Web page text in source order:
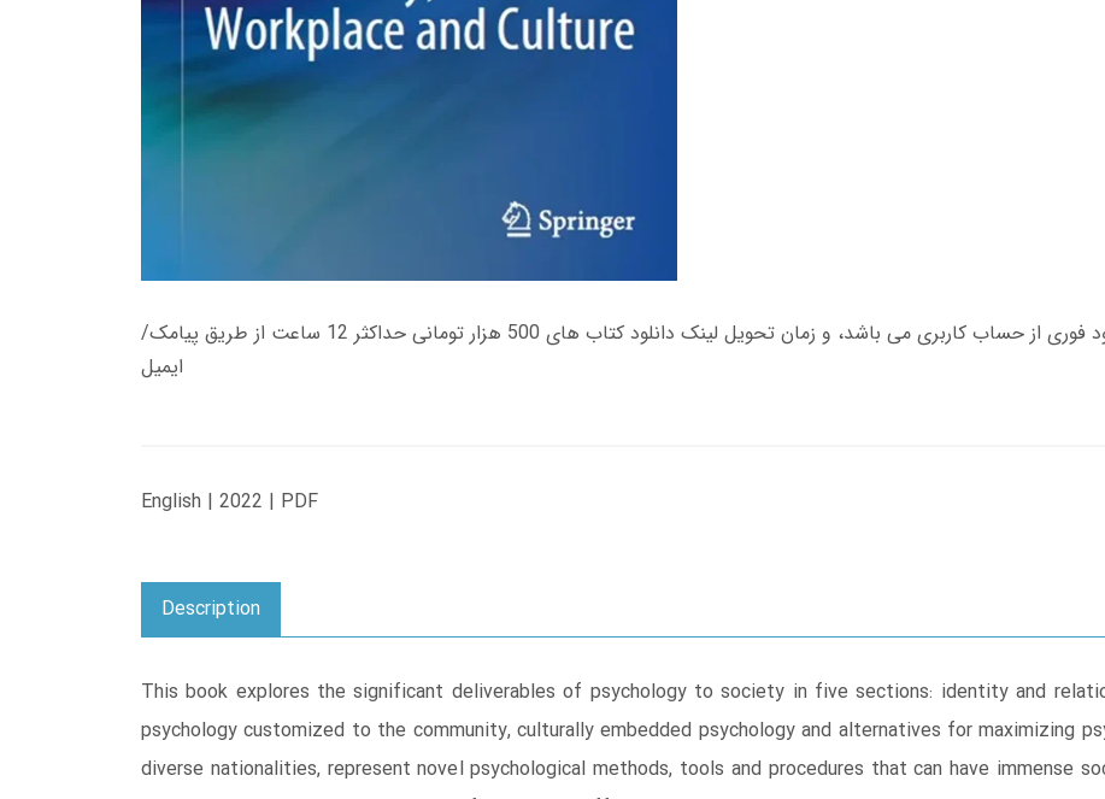
زمان تحویل کتاب های 600 هزار تومانی دانلود فوری از حساب کاربری می باشد، و زمان تحویل لینک دانلود کتاب های 500 هزار تومانی حداکثر 12 ساعت از طریق پیامک/
ایمیل
English | 2022 | PDF
Description
This book explores the significant deliverables of psychology to society in five sections: identity and
psychology customized to the community, culturally embedded psychology and alternatives for maximizing
diverse nationalities, represent novel psychological methods, tools and procedures that can have immense